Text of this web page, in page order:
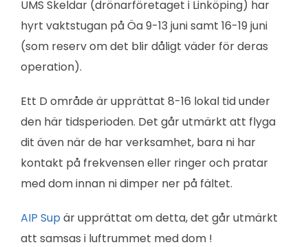
UMS Skeldar (drönarföretaget i Linköping) har
hyrt vaktstugan på Öa 9-13 juni samt 16-19 juni
(som reserv om det blir dåligt väder för deras
operation).
Ett D område är upprättat 8-16 lokal tid under
den här tidsperioden. Det går utmärkt att flyga
dit även när de har verksamhet, bara ni har
kontakt på frekvensen eller ringer och pratar
med dom innan ni dimper ner på fältet.
AIP Sup är upprättat om detta, det går utmärkt
att samsas i luftrummet med dom !